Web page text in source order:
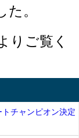
た。
りご覧く
チャンピオン決定